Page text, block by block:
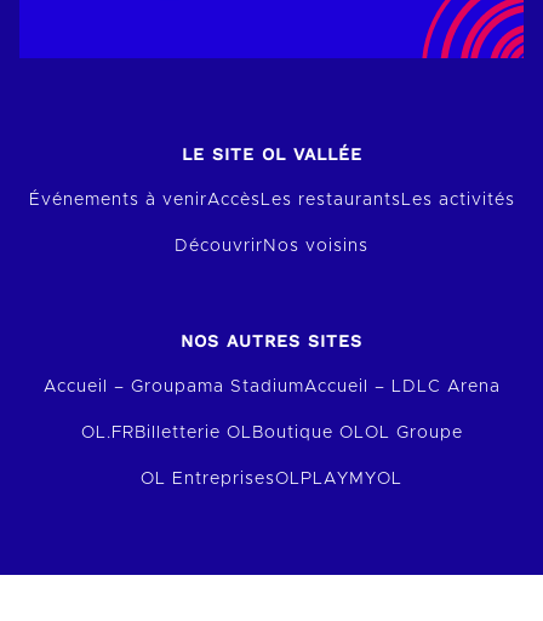
LE SITE OL VALLÉE
Événements à venirAccèsLes restaurantsLes activités
Découvrir Nos voisins
NOS AUTRES SITES
Accueil – Groupama StadiumAccueil – LDLC Arena
OL.FR Billetterie OL Boutique OLOL Groupe
OL EntreprisesOLPLAY MYOL